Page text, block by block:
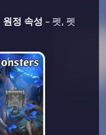
원정 속성 – 펫, 펫